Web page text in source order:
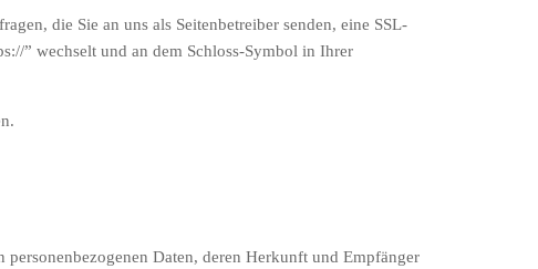
die Sie an uns als Seitenbetreiber senden, eine SSL-
” wechselt und an dem Schloss-Symbol in Ihrer
Daten, deren Herkunft und Empfänger